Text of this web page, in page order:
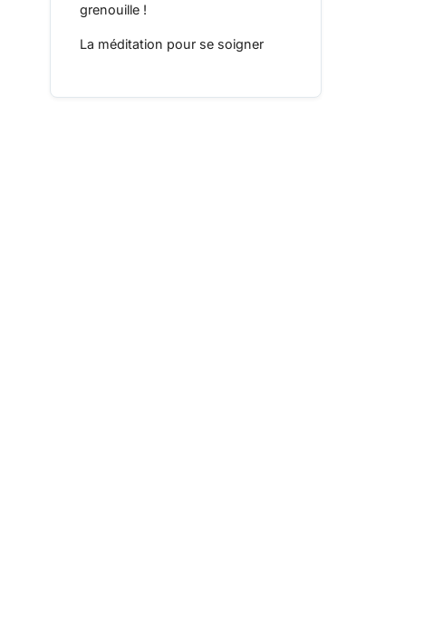
grenouille !
La méditation pour se soigner